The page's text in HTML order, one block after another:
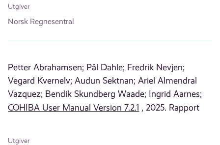
Utgiver
Norsk Regnesentral
Petter Abrahamsen; Pål Dahle; Fredrik Nevjen;
Vegard Kvernelv; Audun Sektnan; Ariel Almendral
Vazquez; Bendik Skundberg Waade; Ingrid Aarnes;
COHIBA User Manual Version 7.2.1 , 2025. Rapport
Utgiver